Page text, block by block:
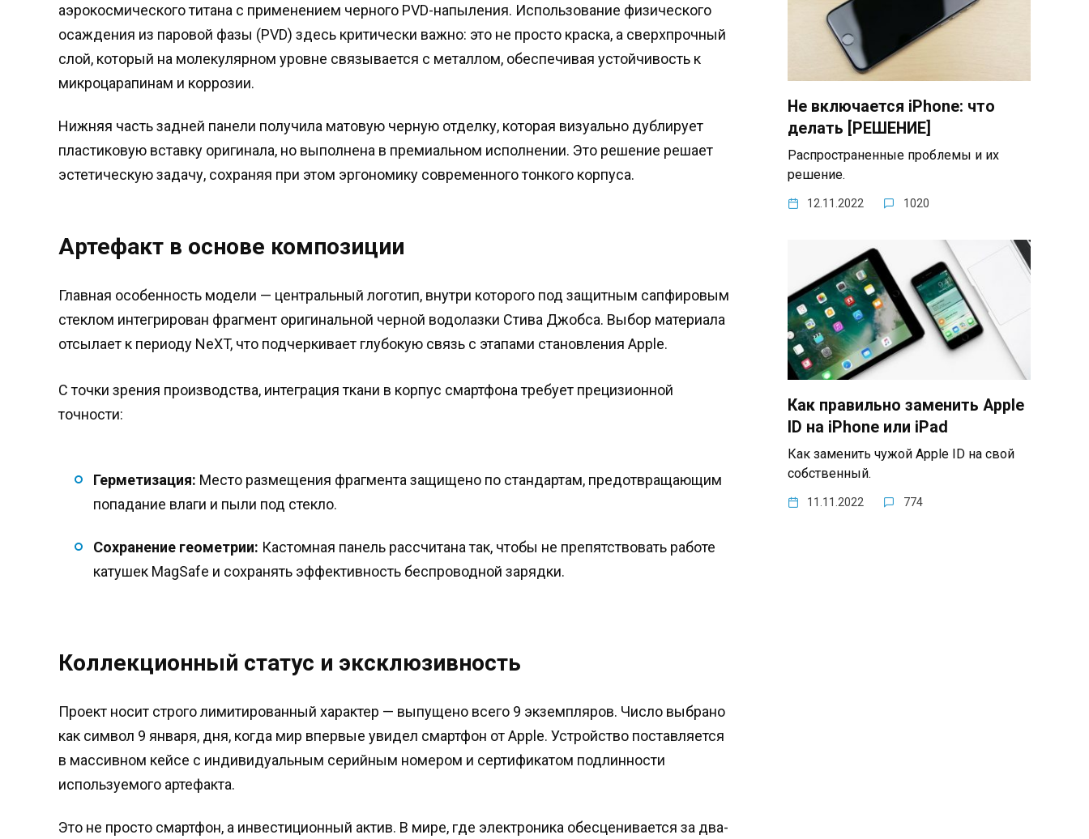
аэрокосмического титана с применением черного PVD-напыления. Использование физического
осаждения из паровой фазы (PVD) здесь критически важно: это не просто краска, а сверхпрочный
слой, который на молекулярном уровне связывается с металлом, обеспечивая устойчивость к
микроцарапинам и коррозии.
Нижняя часть задней панели получила матовую черную отделку, которая визуально дублирует
пластиковую вставку оригинала, но выполнена в премиальном исполнении. Это решение решает
эстетическую задачу, сохраняя при этом эргономику современного тонкого корпуса.
Артефакт в основе композиции
Главная особенность модели — центральный логотип, внутри которого под защитным сапфировым
стеклом интегрирован фрагмент оригинальной черной водолазки Стива Джобса. Выбор материала
отсылает к периоду NeXT, что подчеркивает глубокую связь с этапами становления Apple.
С точки зрения производства, интеграция ткани в корпус смартфона требует прецизионной
точности:
Герметизация: Место размещения фрагмента защищено по стандартам, предотвращающим
попадание влаги и пыли под стекло.
Сохранение геометрии: Кастомная панель рассчитана так, чтобы не препятствовать работе
катушек MagSafe и сохранять эффективность беспроводной зарядки.
Коллекционный статус и эксклюзивность
Проект носит строго лимитированный характер — выпущено всего 9 экземпляров. Число выбрано
как символ 9 января, дня, когда мир впервые увидел смартфон от Apple. Устройство поставляется
в массивном кейсе с индивидуальным серийным номером и сертификатом подлинности
используемого артефакта.
Это не просто смартфон, а инвестиционный актив. В мире, где электроника обесценивается за два-
Не включается iPhone: что
делать [РЕШЕНИЕ]
Распространенные проблемы и их
решение.
12.11.2022 1020
Как правильно заменить Apple
ID на iPhone или iPad
Как заменить чужой Apple ID на свой
собственный.
11.11.2022 774